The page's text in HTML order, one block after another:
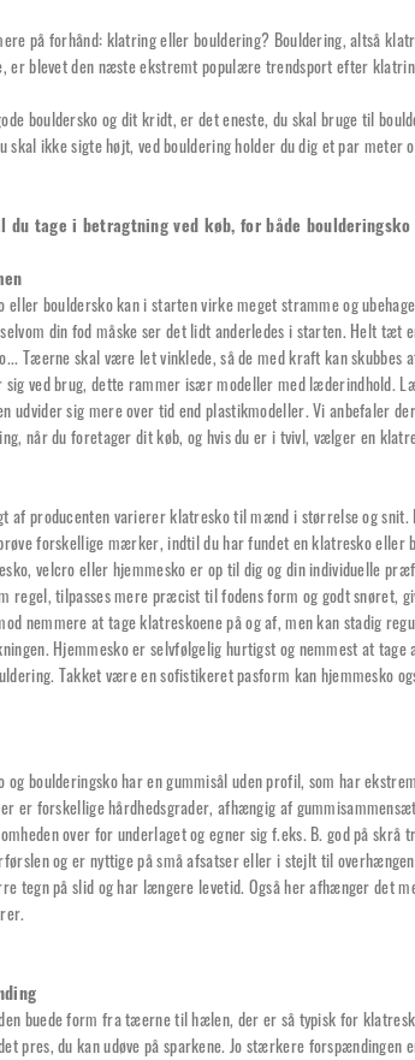
på forhånd: klatring eller bouldering? Bouldering, altså
er blevet den næste ekstremt populære trendsport efter
bouldersko og dit kridt, er det eneste, du skal bruge til
skal ikke sigte højt, ved bouldering holder du dig et par meter
du tage i betragtning ved køb, for både
eller bouldersko kan i starten virke meget stramme og
din fod måske ser det lidt anderledes i starten. Helt
Tæerne skal være let vinklede, så de med kraft kan skubbes
ved brug, dette rammer især modeller med læderindhold.
udvider sig mere over tid end plastikmodeller. Vi anbefaler
når du foretager dit køb, og hvis du er i tvivl, vælger en
af producenten varierer klatresko til mænd i størrelse og snit.
forskellige mærker, indtil du har fundet en klatresko eller
velcro eller hjemmesko er op til dig og din individuelle
regel, tilpasses mere præcist til fodens form og godt snøret,
nemmere at tage klatreskoene på og af, men kan stadig
Hjemmesko er selvfølgelig hurtigst og nemmest at
Takket være en sofistikeret pasform kan hjemmesko
og boulderingsko har en gummisål uden profil, som har
er forskellige hårdhedsgrader, afhængig af
over for underlaget og egner sig f.eks. B. god på skrå
og er nyttige på små afsatser eller i stejlt til
tegn på slid og har længere levetid. Også her afhænger det
buede form fra tæerne til hælen, der er så typisk for
pres, du kan udøve på sparkene. Jo stærkere forspændingen